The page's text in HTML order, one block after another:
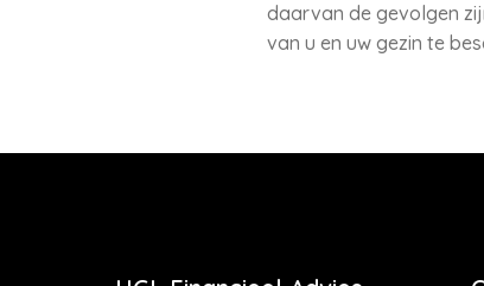
daarvan de gevolgen
van u en uw gezin te